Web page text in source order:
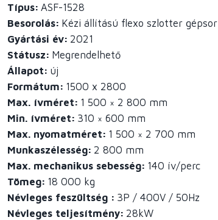
Típus ASF-1528
Besorolás Kézi állítású flexo szlotter gépsor
Gyártási év 2021
Státusz Megrendelhető
Állapot új
Formátum 1500 x 2800
Max. ívméret 1 500 × 2 800 mm
Min. ívméret 310 × 600 mm
Max. nyomatméret 1 500 × 2 700 mm
Munkaszélesség 2 800 mm
Max. mechanikus sebesség 140 ív/perc
Tömeg 18 000 kg
Névleges feszültség
3P / 400V / 50Hz
Névleges teljesítmény 28kW